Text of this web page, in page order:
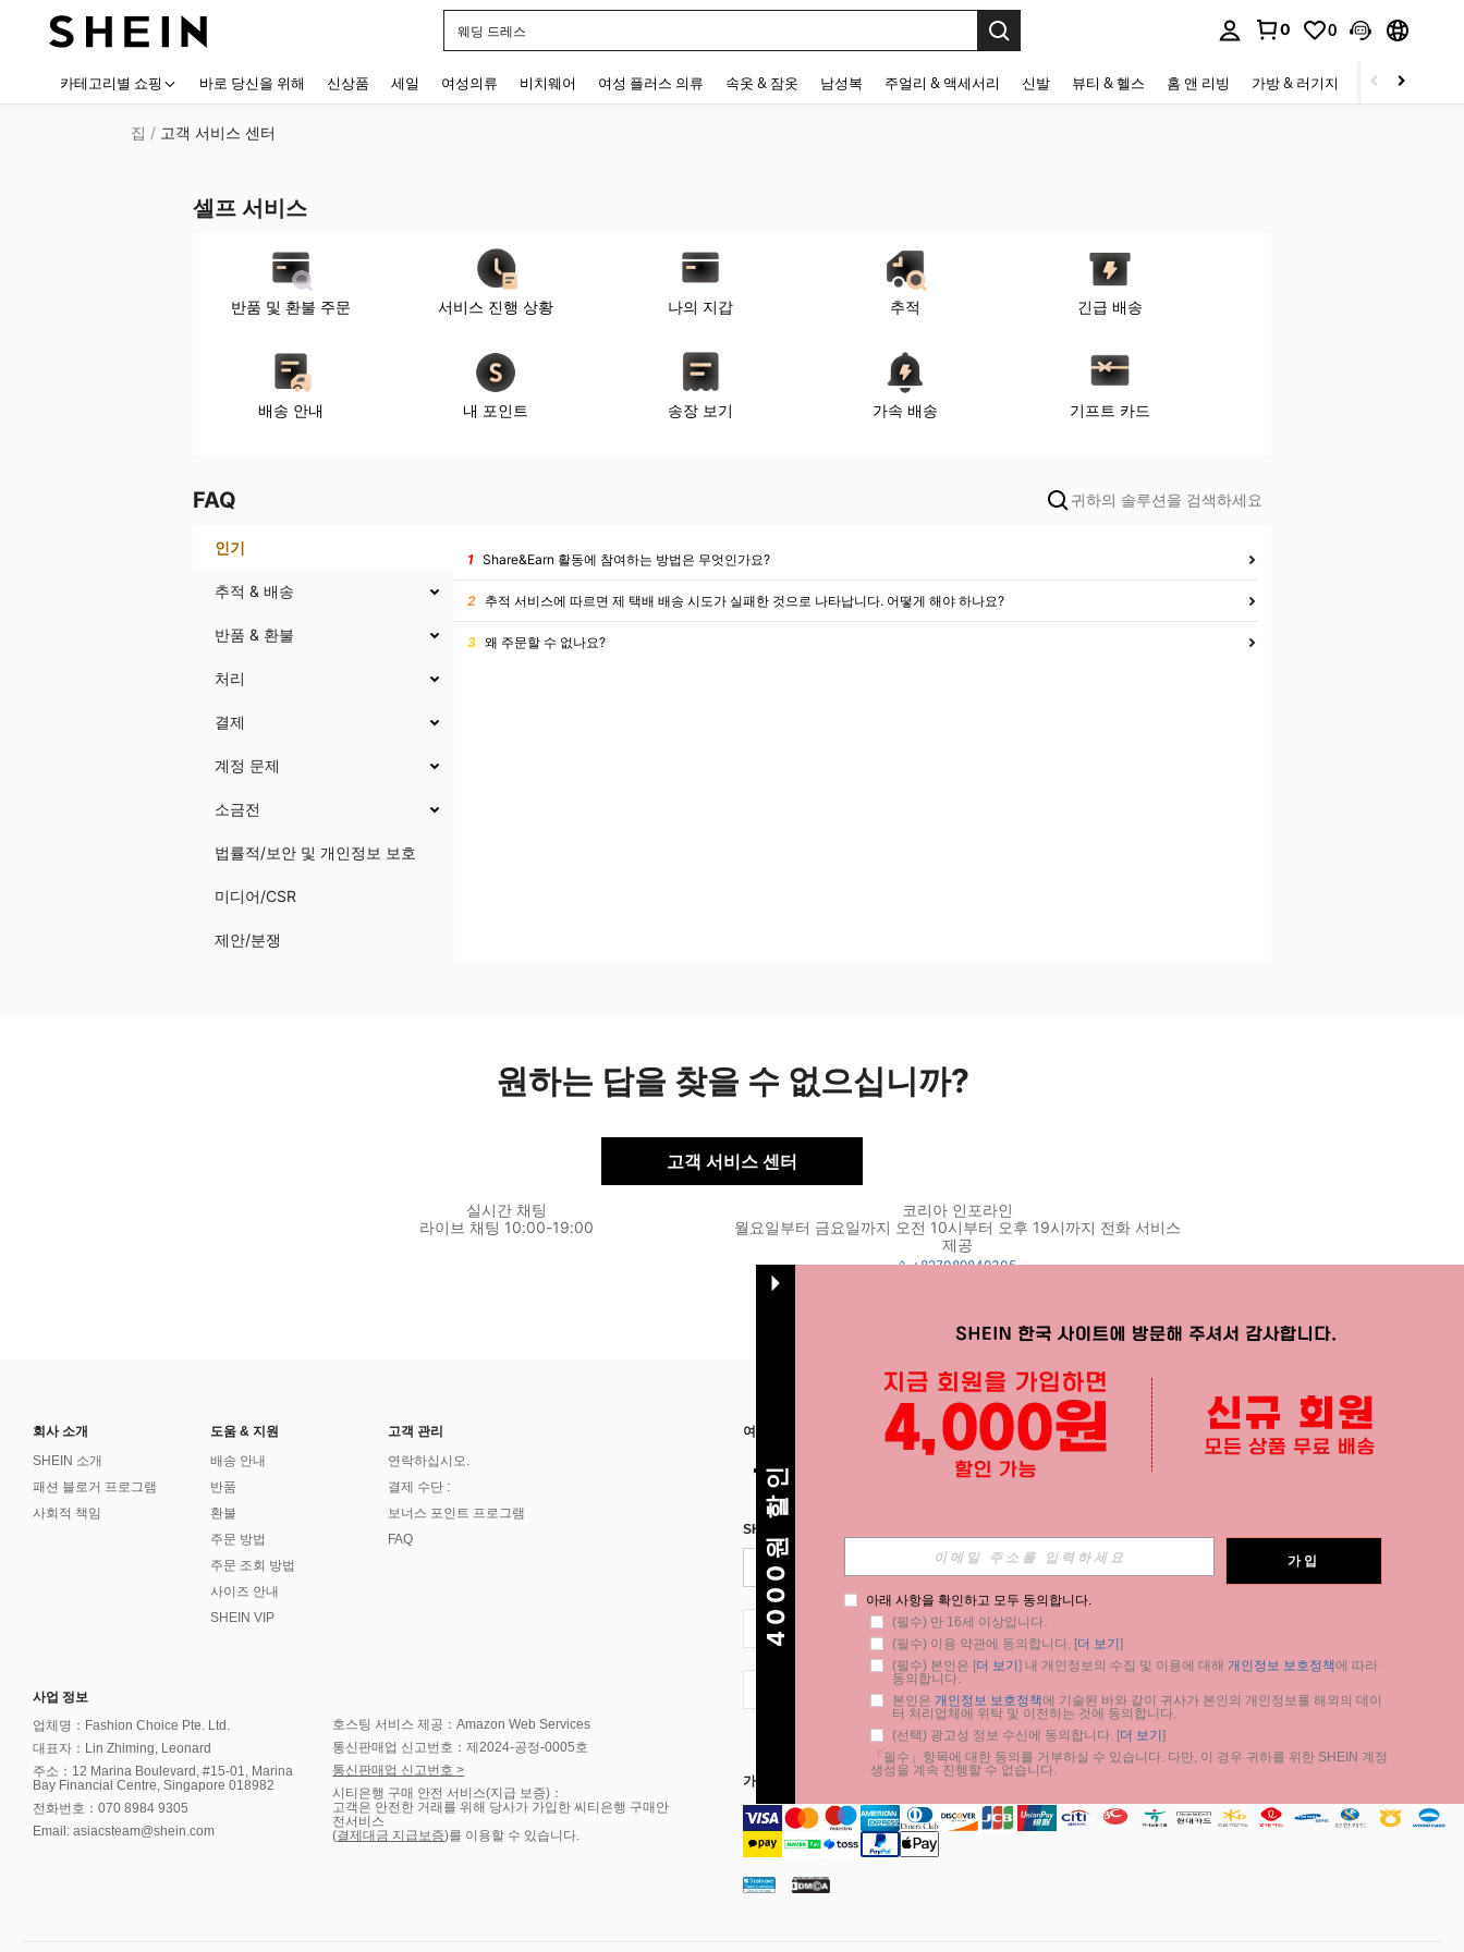
웨딩 드레스
0 0
카테고리별 쇼핑 바로 당신을 위해 신상품 세일 여성의류 비치웨어 여성 플러스 의류 속옷 & 잠옷 남성복 주얼리 & 액세서리 신발 뷰티 & 헬스 홈 앤 리빙 가방 & 러기지 스포츠 & 아웃
집 / 고객 서비스 센터
셀프 서비스
반품 및 환불 주문 서비스 진행 상황 나의 지갑 추적 긴급 배송
배송 안내 내 포인트 송장 보기 가속 배송 기프트 카드
FAQ 귀하의 솔루션을 검색하세요
인기
추적 & 배송
반품 & 환불
처리
결제
계정 문제
소금전
법률적/보안 및 개인정보 보호
미디어/CSR
제안/분쟁
1 Share&Earn 활동에 참여하는 방법은 무엇인가요?
2 추적 서비스에 따르면 제 택배 배송 시도가 실패한 것으로 나타납니다. 어떻게 해야 하나요?
3 왜 주문할 수 없나요?
원하는 답을 찾을 수 없으십니까?
고객 서비스 센터
실시간 채팅
라이브 채팅 10:00-19:00
코리아 인포라인
월요일부터 금요일까지 오전 10시부터 오후 19시까지 전화 서비스
제공
+827089849305
회사 소개
SHEIN 소개
패션 블로거 프로그램
사회적 책임
도움 & 지원
배송 안내
반품
환불
주문 방법
주문 조회 방법
사이즈 안내
SHEIN VIP
고객 관리
연락하십시오.
결제 수단 :
보너스 포인트 프로그램
FAQ
사업 정보
업체명：Fashion Choice Pte. Ltd.
대표자：Lin Zhiming, Leonard
주소：12 Marina Boulevard, #15-01, Marina
Bay Financial Centre, Singapore 018982
전화번호：070 8984 9305
Email: asiacsteam@shein.com
호스팅 서비스 제공：Amazon Web Services
통신판매업 신고번호：제2024-공정-0005호
통신판매업 신고번호 >
시티은행 구매 안전 서비스(지급 보증)：
고객은 안전한 거래를 위해 당사가 가입한 씨티은행 구매안
전서비스
(결제대금 지급보증)를 이용할 수 있습니다.
여기에서 저희를 찾아주세요 APP
SHEIN STYLE NEWS에 등록하세요.
KR + 82
가능한 결제 수단
4000원 할인 가입
아래 사항을 확인하고 모두 동의합니다.
(필수) 만 16세 이상입니다.
(필수) 이용 약관에 동의합니다. [더 보기 ]
(필수) 본인은 [더 보기 ] 내 개인정보의 수집 및 이용에 대해 개인정보 보호정책에 따라
동의합니다.
본인은 개인정보 보호정책에 기술된 바와 같이 귀사가 본인의 개인정보를 해외의 데이
터 처리업체에 위탁 및 이전하는 것에 동의합니다.
(선택) 광고성 정보 수신에 동의합니다. [더 보기 ]
「필수」항목에 대한 동의를 거부하실 수 있습니다. 다만, 이 경우 귀하를 위한 SHEIN 계정
생성을 계속 진행할 수 없습니다.